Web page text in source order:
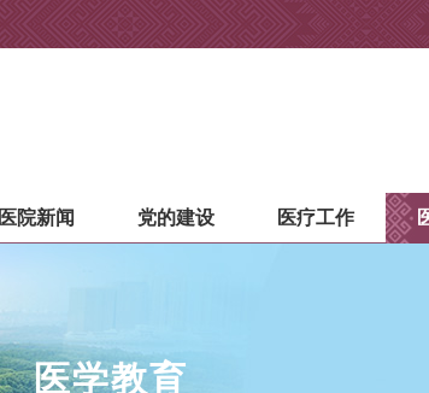
医院新闻 党的建设 医疗工作
医学教育